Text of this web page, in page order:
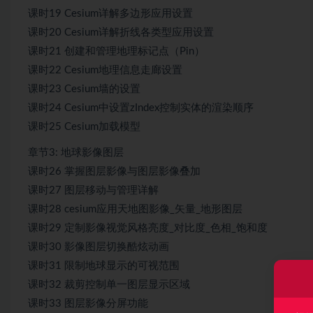
课时19 Cesium详解多边形应用设置
课时20 Cesium详解折线各类型应用设置
课时21 创建和管理地理标记点（Pin）
课时22 Cesium地理信息走廊设置
课时23 Cesium墙的设置
课时24 Cesium中设置zIndex控制实体的渲染顺序
课时25 Cesium加载模型
章节3: 地球影像图层
课时26 掌握图层影像与图层影像叠加
课时27 图层移动与管理详解
课时28 cesium应用天地图影像_矢量_地形图层
课时29 定制影像视觉风格亮度_对比度_色相_饱和度
课时30 影像图层切换酷炫动画
课时31 限制地球显示的可视范围
课时32 裁剪控制单一图层显示区域
课时33 图层影像分屏功能